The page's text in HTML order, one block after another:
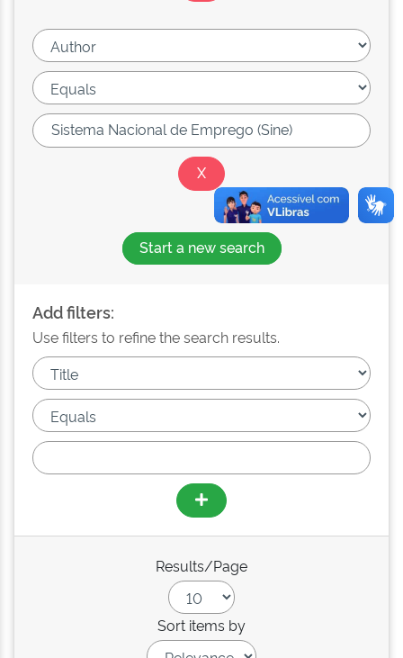
Start a new search
Add filters:
Use filters to refine the search results.
Results/Page
Sort items by